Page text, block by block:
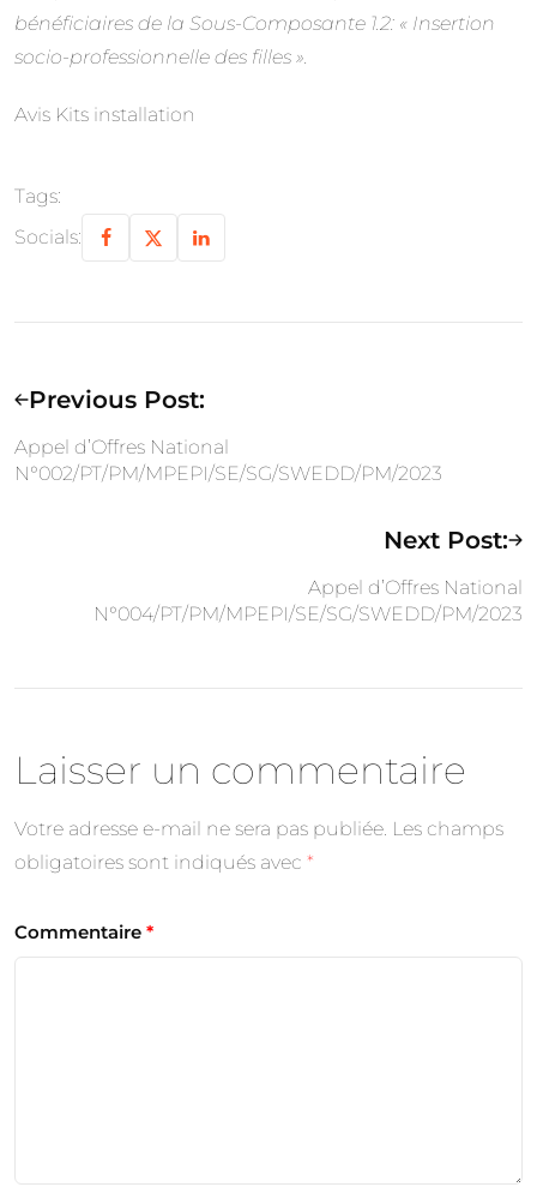
bénéficiaires de la Sous-Composante 1.2: « Insertion
socio-professionnelle des filles ».
Avis Kits installation
Tags:
Socials:
Previous Post:
Appel d’Offres National
N°002/PT/PM/MPEPI/SE/SG/SWEDD/PM/2023
Next Post:
Appel d’Offres National
N°004/PT/PM/MPEPI/SE/SG/SWEDD/PM/2023
Laisser un commentaire
Votre adresse e-mail ne sera pas publiée. Les champs
obligatoires sont indiqués avec *
Commentaire *